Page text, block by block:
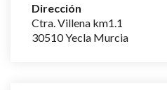
Dirección
Ctra. Villena km1.1
‌30510 Yecla Murcia